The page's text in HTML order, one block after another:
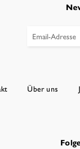
Über uns